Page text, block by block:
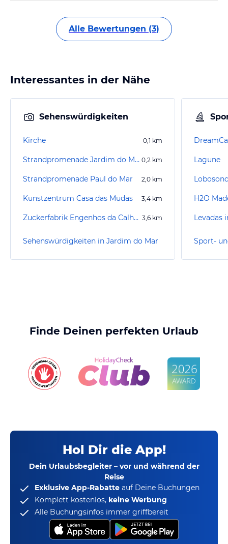
Alle Bewertungen (3)
Interessantes in der Nähe
Sehenswürdigkeiten
Kirche 0,1 km
Strandpromenade Jardim do Mar 0,2 km
Strandpromenade Paul do Mar 2,0 km
Kunstzentrum Casa das Mudas 3,4 km
Zuckerfabrik Engenhos da Calheta 3,6 km
Sehenswürdigkeiten in Jardim do Mar
Lagune
Levadas
Finde Deinen perfekten Urlaub
Hol Dir die App!
Dein Urlaubsbegleiter – vor und während der
Reise
Exklusive App-Rabatte auf Deine Buchungen
Komplett kostenlos, keine Werbung
Alle Buchungsinfos immer griffbereit